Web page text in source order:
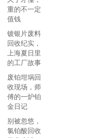
重的不一定
值钱
镀银片废料
回收纪实，
上海夏日里
的工厂故事
废铂坩埚回
收现场，师
傅的一炉铂
金日记
别被忽悠，
氯铂酸回收